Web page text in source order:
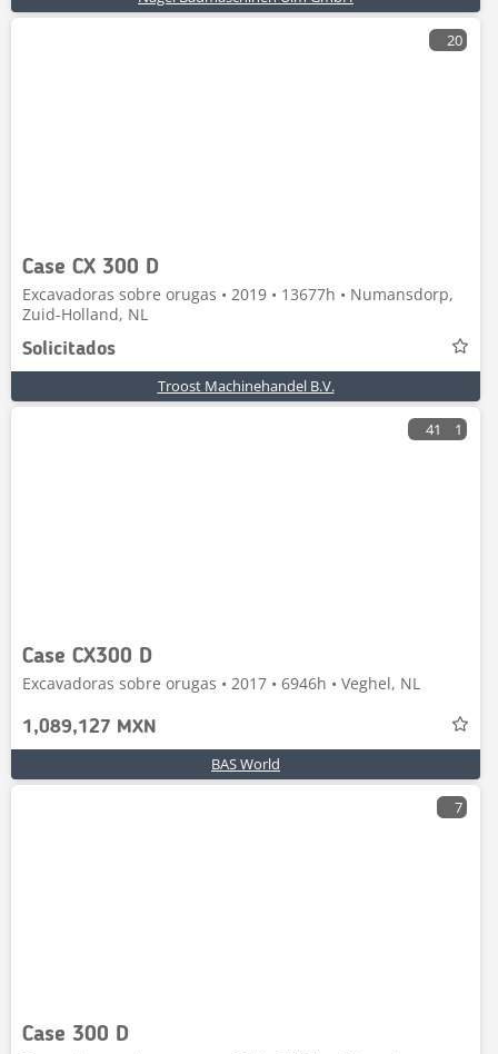
20
Case CX 300 D
Excavadoras sobre orugas • 2019 • 13677h • Numansdorp,
Zuid-Holland, NL
Solicitados
Troost Machinehandel B.V.
41 1
Case CX300 D
Excavadoras sobre orugas • 2017 • 6946h • Veghel, NL
1,089,127 MXN
BAS World
7
Case 300 D